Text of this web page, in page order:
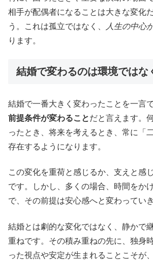
相手が配偶者になることは大きな変化
う。これは孤立ではなく、
人生の中心
ります。
結婚で変わるのは環境ではな
結婚で一番大きく変わったことを一言
前提条件が変わることだと言えます。
ったとき、将来を考えるとき、常に「
存在するようになります。
この変化を重荷と感じるか、支えと感
です。しかし、多くの場合、時間をか
で、その前提は安心感へと変わっていき
結婚とは劇的な変化ではなく、静かで
重ねです。その積み重ねの先に、独身
った視点や安定が生まれることこそが